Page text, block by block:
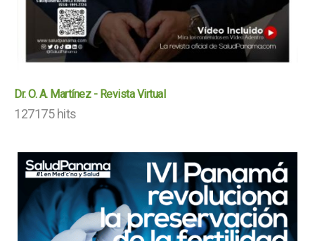
Dr. O. A. Martínez - Revista Virtual
127175 hits